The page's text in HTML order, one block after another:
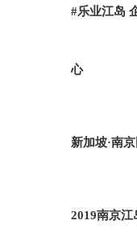
#乐业江岛
心
新加坡·南
2019南京江